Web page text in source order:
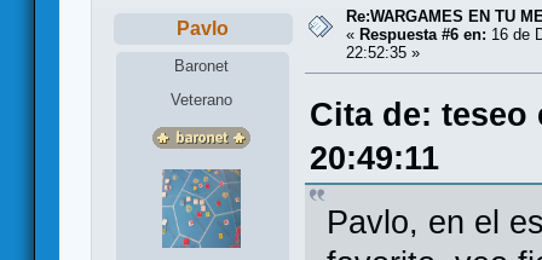
Pavlo
Baronet
Veterano
Re:WARGAMES EN TU
« Respuesta #6 en: 16 de
22:52:35 »
Cita de: teseo
20:49:11
Pavlo, en el